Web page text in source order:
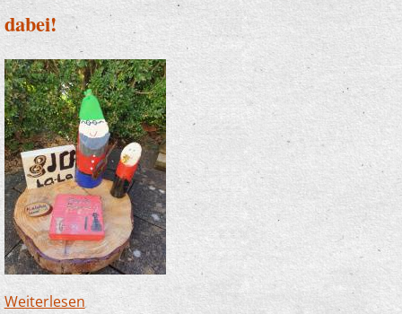
dabei!
Weiterlesenüber Zwergenwanderweg in Finnentrop - wir